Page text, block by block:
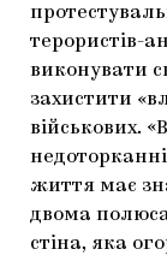
терористів-
виконувати
захистити
військових.
недоторканні
життя має
двома
стіна, яка